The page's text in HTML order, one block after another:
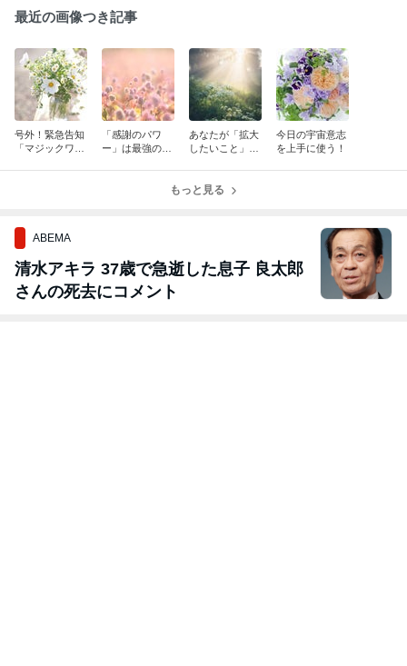
最近の画像つき記事
号外！緊急告知
「マジックワー
「感謝のパワ
ー」は最強の引
あなたが「拡大
したいこと」
今日の宇宙意志
を上手に使う！
もっと見る
ABEMA
清水アキラ 37歳で急逝した息子 良太郎
さんの死去にコメント